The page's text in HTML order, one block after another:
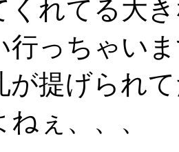
くれてる大
行っちゃい
が提げられ
ぇ、、、